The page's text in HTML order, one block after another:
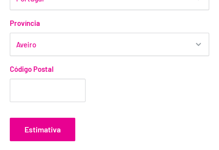
Província
Código Postal
Estimativa